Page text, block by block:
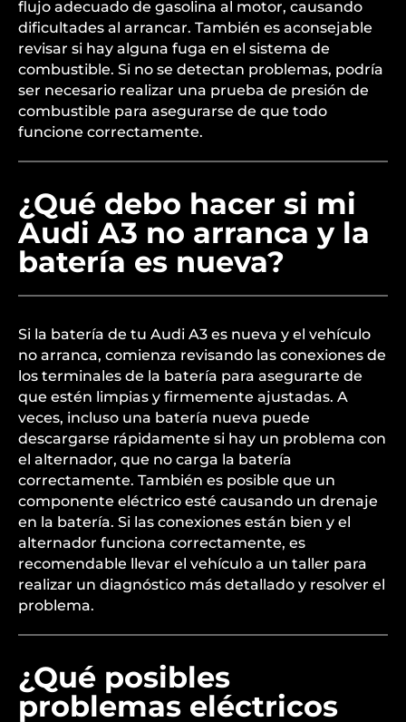
flujo adecuado de gasolina al motor, causando
dificultades al arrancar. También es aconsejable
revisar si hay alguna fuga en el sistema de
combustible. Si no se detectan problemas, podría
ser necesario realizar una prueba de presión de
combustible para asegurarse de que todo
funcione correctamente.
¿Qué debo hacer si mi
Audi A3 no arranca y la
batería es nueva?
Si la batería de tu Audi A3 es nueva y el vehículo
no arranca, comienza revisando las conexiones de
los terminales de la batería para asegurarte de
que estén limpias y firmemente ajustadas. A
veces, incluso una batería nueva puede
descargarse rápidamente si hay un problema con
el alternador, que no carga la batería
correctamente. También es posible que un
componente eléctrico esté causando un drenaje
en la batería. Si las conexiones están bien y el
alternador funciona correctamente, es
recomendable llevar el vehículo a un taller para
realizar un diagnóstico más detallado y resolver el
problema.
¿Qué posibles
problemas eléctricos